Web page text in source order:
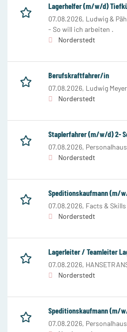
Lagerhelfer (m/w/d)
07.08.2026, Ludwig &
- So will ich arbeiten .
Norderstedt
Berufskraftfahrer/in
07.08.2026, Ludwig
Norderstedt
Staplerfahrer (m/w/d) 2-
07.08.2026,
Norderstedt
Speditionskaufmann (m/
07.08.2026, Facts &
Norderstedt
Lagerleiter / Teamleiter
07.08.2026,
Norderstedt
Speditionskaufmann (m/
07.08.2026,